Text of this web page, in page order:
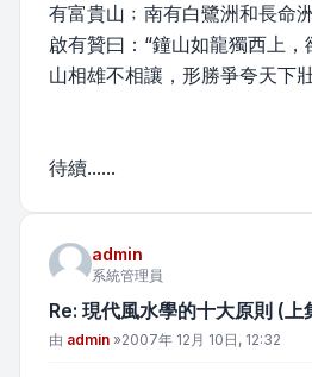
有富貴山﹔南有白鷺洲和長命
啟有贊曰：“鐘山如龍獨西上
山相雄不相讓，形勝爭夸天下
待續......
admin
系統管理員
Re: 現代風水學的十大原則 (上
文章
由 admin »2007年 12月 10日, 12:32